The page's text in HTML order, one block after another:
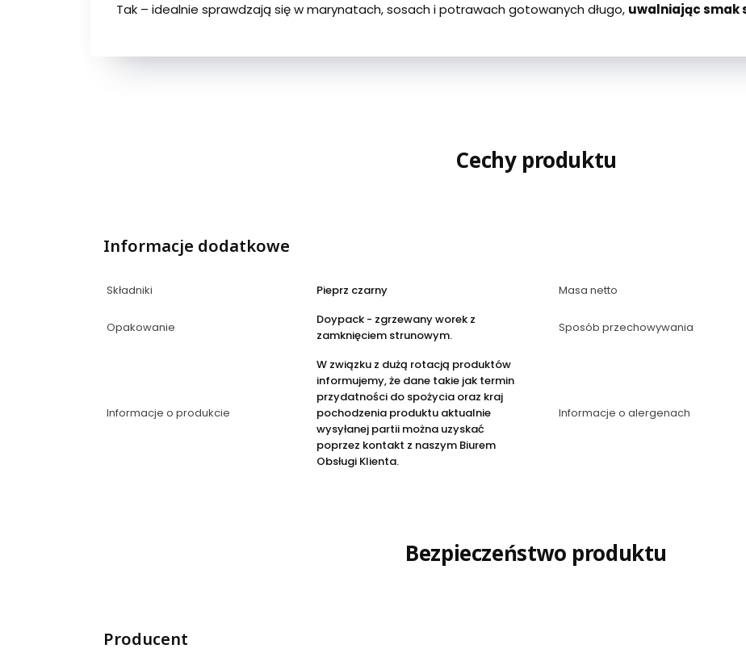
Tak – idealnie sprawdzają się w marynatach, sosach i potrawach gotowanych długo, uwalniając smak
Cechy produktu
Informacje dodatkowe
Składniki Pieprz czarny Masa netto
Opakowanie
Doypack - zgrzewany worek z
zamknięciem strunowym.
Sposób przechowywania
Informacje o produkcie
W związku z dużą rotacją produktów
informujemy, że dane takie jak termin
przydatności do spożycia oraz kraj
pochodzenia produktu aktualnie
wysyłanej partii można uzyskać
poprzez kontakt z naszym Biurem
Obsługi Klienta.
Informacje o alergenach
Bezpieczeństwo produktu
Producent